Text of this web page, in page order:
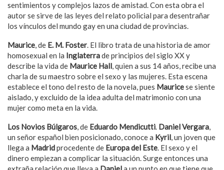
sentimientos y complejos lazos de amistad. Con esta obra el
autor se sirve de las leyes del relato policial para desentrañar
los vínculos del mundo gay en una ciudad de provincias.
Maurice, de E. M. Foster. El libro trata de una historia de amor
homosexual en la Inglaterrade principios del siglo XX y
describe la vida de Maurice Hall, quien a sus 14 años, recibe una
charla de su maestro sobre el sexo y las mujeres. Esta escena
establece el tono del resto de la novela, pues Mauricese siente
aislado, y excluido de la idea adulta del matrimonio con una
mujer como meta en la vida.
Los Novios Búlgaros, de Eduardo Mendicutti. Daniel Vergara,
un señor español bien posicionado, conoce a Kyril, un joven que
llega a Madridprocedente de Europa del Este. El sexo y el
dinero empiezan a complicar la situación. Surge entonces una